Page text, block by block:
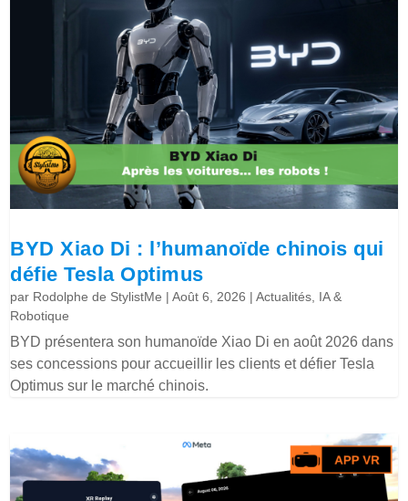
BYD Xiao Di : l’humanoïde chinois qui
défie Tesla Optimus
par Rodolphe de StylistMe |Août 6, 2026 |Actualités IA &
Robotique
BYD présentera son humanoïde Xiao Di en août 2026 dans
ses concessions pour accueillir les clients et défier Tesla
Optimus sur le marché chinois.